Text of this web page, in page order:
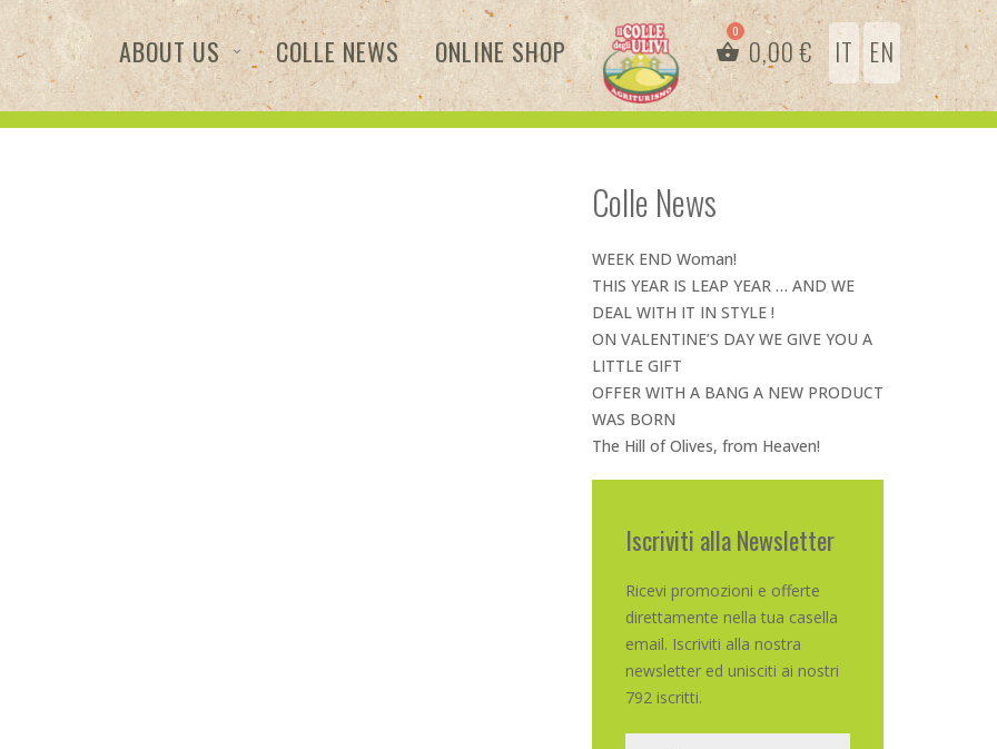
ABOUT US COLLE NEWS ONLINE SHOP 0,00€ IT EN
Colle News
WEEK END Woman!
THIS YEAR IS LEAP YEAR … AND WE
DEAL WITH IT IN STYLE !
ON VALENTINE’S DAY WE GIVE YOU A
LITTLE GIFT
OFFER WITH A BANG A NEW PRODUCT
WAS BORN
The Hill of Olives, from Heaven!
Iscriviti alla Newsletter
Ricevi promozioni e offerte
direttamente nella tua casella
email. Iscriviti alla nostra
newsletter ed unisciti ai nostri
792 iscritti.